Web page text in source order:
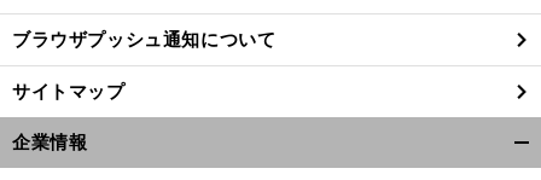
へ
ブラウザプッシュ通知について
サイトマップ
企業情報